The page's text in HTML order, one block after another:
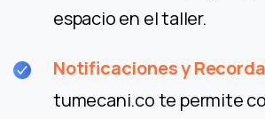
espacio en el taller.
Notificaciones y
tumecani.co te permite